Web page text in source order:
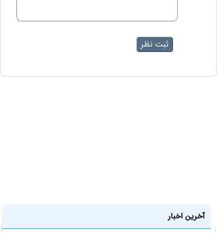
آخرین اخبار